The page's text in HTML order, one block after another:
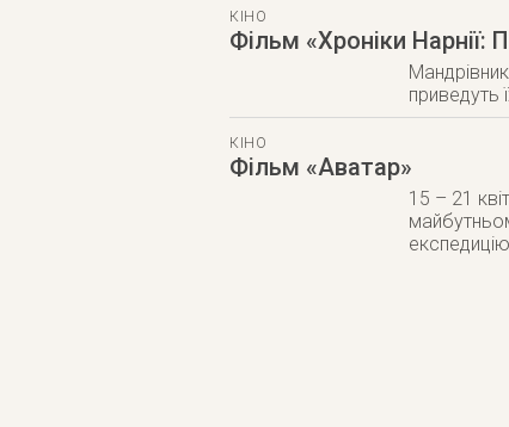
КІНО
Фільм «Хроніки Нарнії:
приведуть
КІНО
Фільм «Аватар»
15 – 21